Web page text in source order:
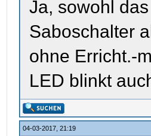
Ja, sowohl
Saboschalter
ohne Erricht.-
LED blinkt
04-03-2017, 21:19